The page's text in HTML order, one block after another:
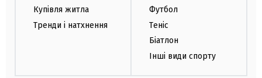
Купівля житла
Тренди і натхнення
Футбол
Теніс
Біатлон
Інші види спорту